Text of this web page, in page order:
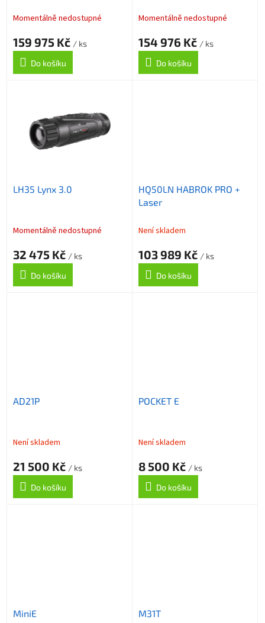
Momentálně nedostupné
159 975 Kč / ks
Do košíku
Momentálně nedostupné
154 976 Kč / ks
Do košíku
LH35 Lynx 3.0
Momentálně nedostupné
32 475 Kč / ks
Do košíku
HQ50LN HABROK PRO +
Laser
Není skladem
103 989 Kč / ks
Do košíku
AD21P
Není skladem
21 500 Kč / ks
Do košíku
POCKET E
Není skladem
8 500 Kč / ks
Do košíku
MiniE M31T